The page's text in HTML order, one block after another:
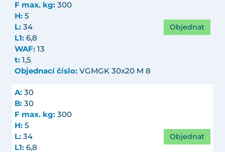
F max. kg: 300
H: 5
L: 34
L1: 6,8
WAF: 13
t: 1,5
Objednací číslo: VGMGK 30x20 M 8
Objednat
A: 30
B: 30
F max. kg: 300
H: 5
L: 34
L1: 6,8
Objednat